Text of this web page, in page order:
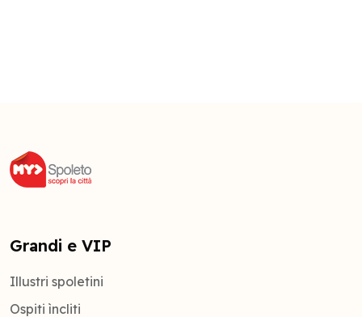
Grandi e VIP
Illustri spoletini
Ospiti ìncliti